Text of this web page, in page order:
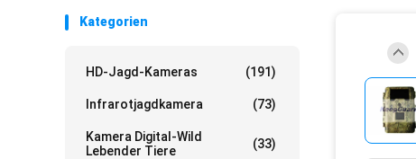
Kategorien
HD-Jagd-Kameras (191)
Infrarotjagdkamera (73)
Kamera Digital-Wild
Lebender Tiere
(33)